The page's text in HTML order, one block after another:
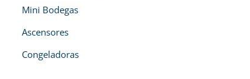
Mini Bodegas
Ascensores
Congeladoras